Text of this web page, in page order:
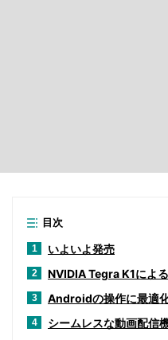
目次
1 いよいよ発売
2 NVIDIA Tegra K1によ
3 Androidの操作に最適
4 シームレスな動画配信